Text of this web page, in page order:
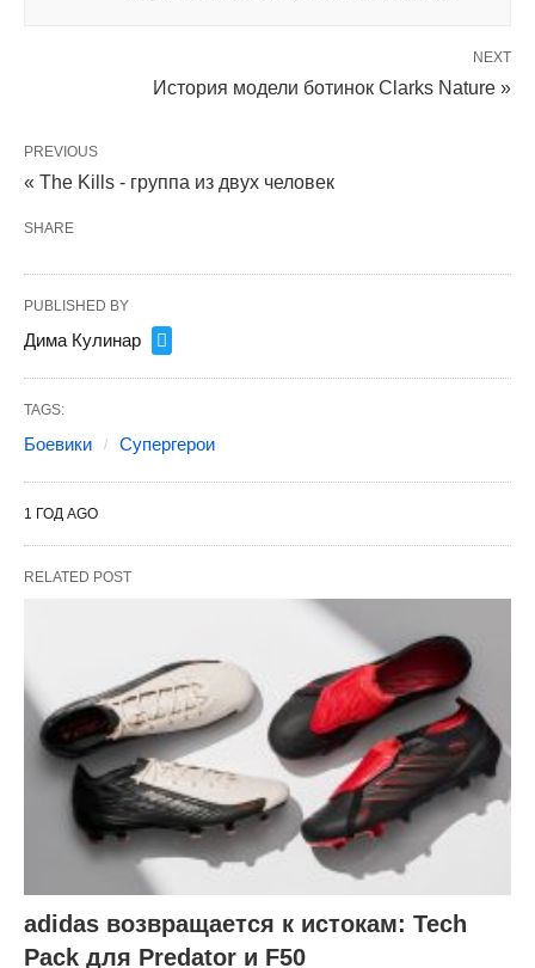
NEXT
История модели ботинок Clarks Nature »
PREVIOUS
« The Kills - группа из двух человек
SHARE
PUBLISHED BY
Дима Кулинар
TAGS:
Боевики Супергерои
1 ГОД AGO
RELATED POST
adidas возвращается к истокам: Tech
Pack для Predator и F50